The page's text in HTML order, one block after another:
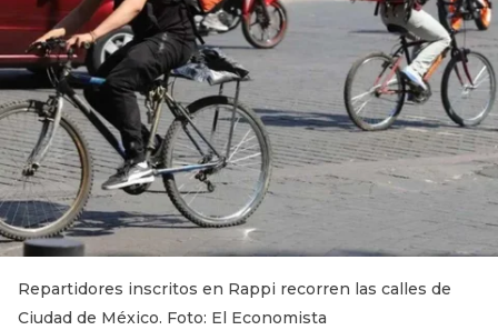
Repartidores inscritos en Rappi recorren las calles de
Ciudad de México. Foto: El Economista